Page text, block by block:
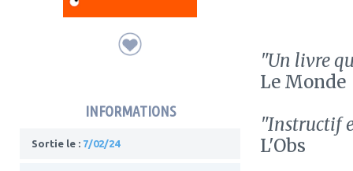
INFORMATIONS
Sortie le : 7/02/24
"Un livre
Le Monde
"Instructif
L'Obs